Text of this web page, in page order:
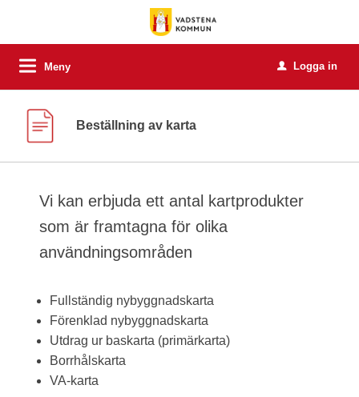
Meny u Logga in
Beställning av karta
Vi kan erbjuda ett antal kartprodukter
som är framtagna för olika
användningsområden
Fullständig nybyggnadskarta
Förenklad nybyggnadskarta
Utdrag ur baskarta (primärkarta)
Borrhålskarta
VA-karta